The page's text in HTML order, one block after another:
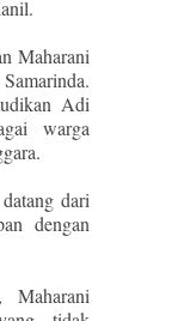
Maharani
Adi
warga
dari
dengan
Maharani